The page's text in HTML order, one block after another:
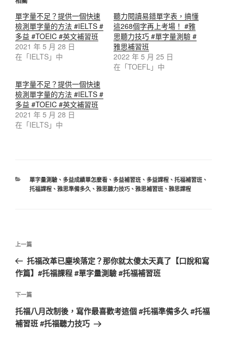
單字量不足？提供一個快速
檢測單字量的方法 #IELTS #
多益 #TOEIC #英文補習班
2021 年 5 月 28 日
在「IELTS」中
聽力閱讀易錯單字表，搞懂
這268個字再上考場！ #雅
思聽力技巧 #單字量測驗 #
雅思補習班
2022 年 5 月 25 日
在「TOEFL」中
單字量不足？提供一個快速
檢測單字量的方法 #IELTS #
多益 #TOEIC #英文補習班
2021 年 5 月 28 日
在「IELTS」中
單字量測驗、 多益成績單怎麼看、 多益補習班、 多益課程、 托福補習班、
托福課程、 雅思準備多久 、 雅思聽力技巧、 雅思補習班、 雅思課程
上一篇
托福改革已塵埃落定？那你就太傻太天真了【口說和寫
作篇】#托福課程 #單字量測驗 #托福補習班
下一篇
托福八月改制後，寫作最喜歡考這個 #托福準備多久 #托福
補習班 #托福聽力技巧